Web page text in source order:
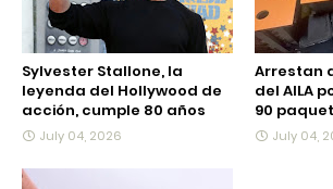
Sylvester Stallone, la
leyenda del Hollywood de
acción, cumple 80 años
July 04, 2026
Arrestan
del AILA
90
July 04,